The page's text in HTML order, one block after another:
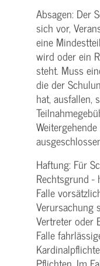
Absagen: Der
sich vor,
eine
wird oder ein
steht. Muss
die der
hat, ausfallen,
Haftung: Für
Rechtsgrund -
Falle
Verursachung
Vertreter oder
Falle